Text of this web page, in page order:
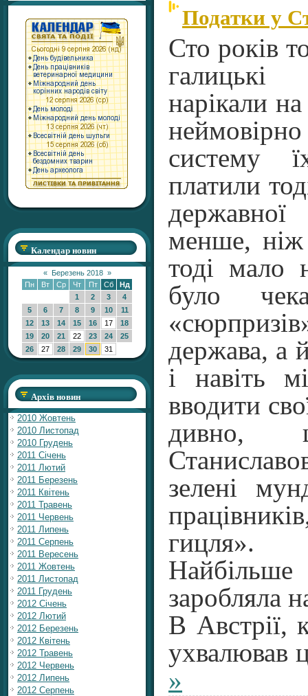
Календар новин
« Березень 2018 »
Пн
Вт Ср Чт Пт Сб
Нд
1
2 3
4
5
6 7 8 9 10
11
12
13 14 15 16 17
18
19
20 21 22 23 24
25
26
27 28 29 30 31
Архів новин
2010 Жовтень
2010 Листопад
2010 Грудень
2011 Січень
2011 Лютий
2011 Березень
2011 Квітень
2011 Травень
2011 Червень
2011 Липень
2011 Серпень
2011 Вересень
2011 Жовтень
2011 Листопад
2011 Грудень
2012 Січень
2012 Лютий
2012 Березень
2012 Квітень
2012 Травень
2012 Червень
2012 Липень
2012 Серпень
Податки у
Сто років
нарікали
систему
платили
менше,
тоді мало
було
держава, а
і навіть
вводити
дивно,
зелені
гицля».
заробляла
В Австрії,
ухвалював
»